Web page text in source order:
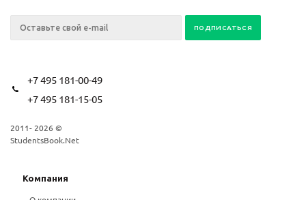
+7 495 181-00-49
+7 495 181-15-05
2011- 2026 ©
StudentsBook.Net
Компания